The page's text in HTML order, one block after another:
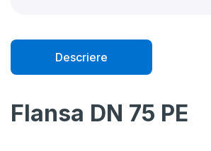
Descriere
Flansa DN 75 PE